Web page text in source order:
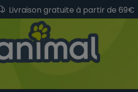
Livraison gratuite à partir de 69€